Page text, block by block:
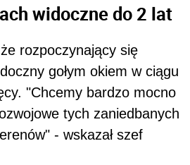
widoczne do 2 lat
że rozpoczynający się
gołym okiem w ciągu
"Chcemy bardzo mocno
tych zaniedbanych
- wskazał szef